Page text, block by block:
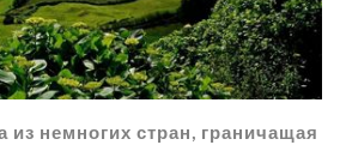
из немногих стран, граничащая